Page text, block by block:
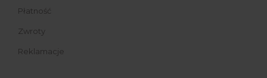
Płatność
Zwroty
Reklamacje